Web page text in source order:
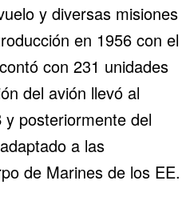
y diversas misiones
en 1956 con el
con 231 unidades
del avión llevó al
posteriormente del
a las
de Marines de los EE.